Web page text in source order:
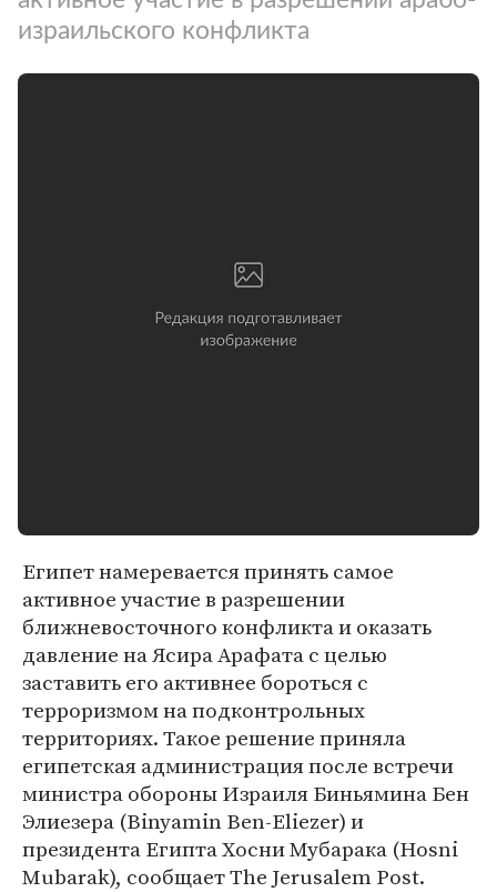
израильского конфликта
Египет намеревается принять самое
активное участие в разрешении
ближневосточного конфликта и оказать
давление на Ясира Арафата с целью
заставить его активнее бороться с
терроризмом на подконтрольных
территориях. Такое решение приняла
египетская администрация после встречи
министра обороны Израиля Биньямина Бен
Элиезера (Binyamin Ben-Eliezer) и
президента Египта Хосни Мубарака (Hosni
Mubarak), сообщает The Jerusalem Post.